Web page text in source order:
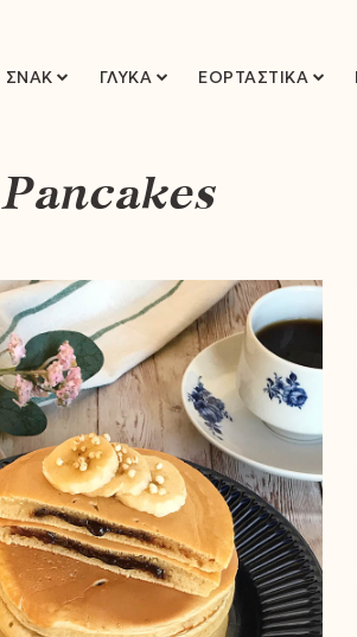
ΣΝΑΚ ΓΛΥΚΆ ΕΟΡΤΑΣΤΙΚΆ
Pancakes